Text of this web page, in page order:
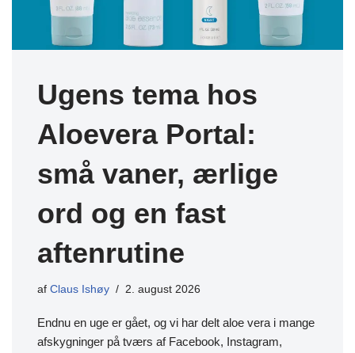
Ugens tema hos
Aloevera Portal:
små vaner, ærlige
ord og en fast
aftenrutine
af Claus Ishøy 2. august 2026
Endnu en uge er gået, og vi har delt aloe vera i mange
afskygninger på tværs af Facebook, Instagram,